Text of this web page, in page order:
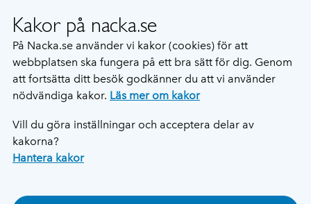
Kakor på nacka.se
På Nacka.se använder vi kakor (cookies) för att
webbplatsen ska fungera på ett bra sätt för dig. Genom
att fortsätta ditt besök godkänner du att vi använder
nödvändiga kakor. Läs mer om kakor
Vill du göra inställningar och acceptera delar av
kakorna?
Hantera kakor